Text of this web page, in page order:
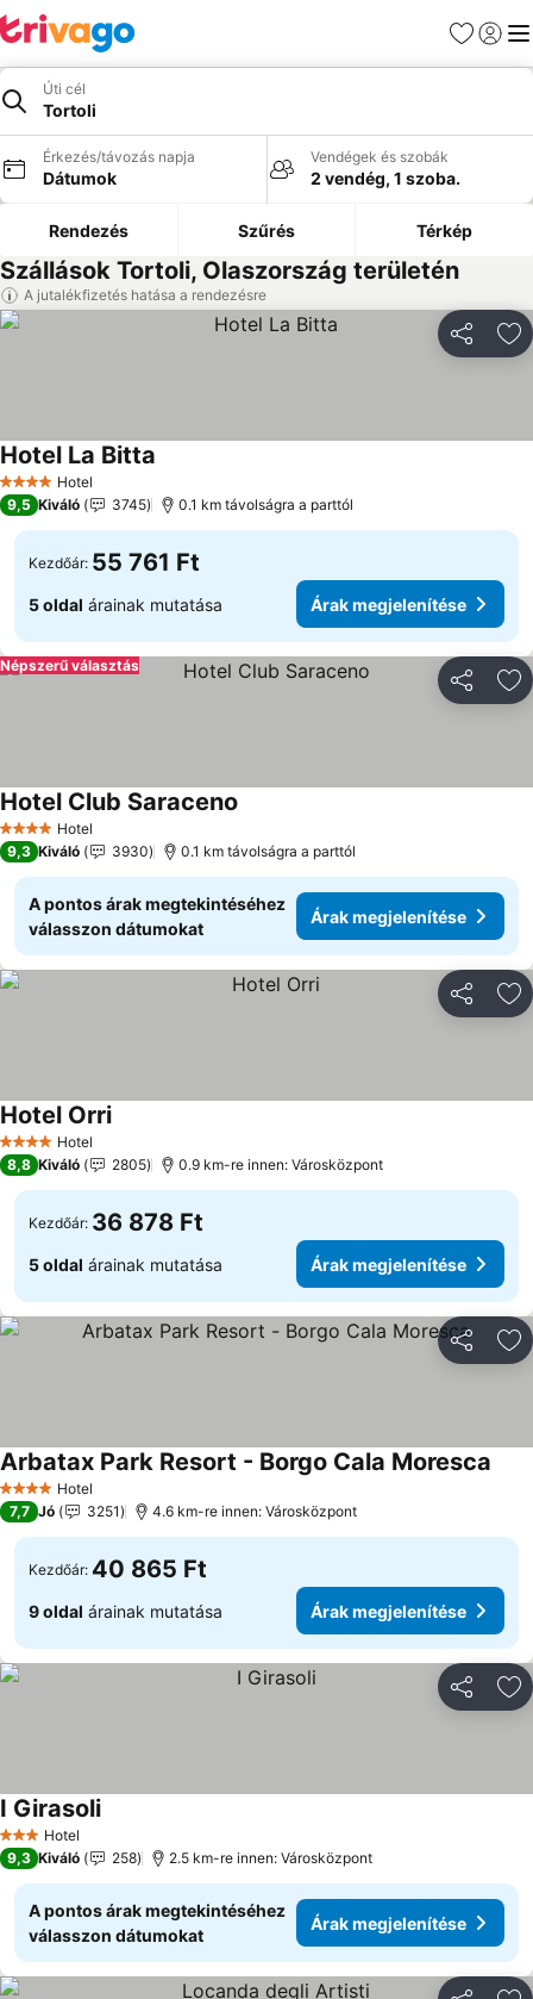
Kedvencek
Úti cél
Tortoli
Érkezés/távozás napja
Dátumok
Vendégek és szobák
2 vendég, 1 szoba.
Rendezés Szűrés Térkép
Szállások Tortoli, Olaszország területén
A jutalékfizetés hatása a rendezésre
4 KategóriaHotel
Hotel La Bitta
9,5 Kiváló 3745 0.1 km távolságra a parttól
Kezdőár: 55 761 Ft
5 oldal árainak mutatása Árak megjelenítése
Népszerű választás
4 KategóriaHotel
Hotel Club Saraceno
9,3 Kiváló 3930 0.1 km távolságra a parttól
A pontos árak megtekintéséhez
válasszon dátumokat
Árak megjelenítése
4 KategóriaHotel
Hotel Orri
8,8 Kiváló 2805 0.9 km-re innen: Városközpont
Kezdőár: 36 878 Ft
5 oldal árainak mutatása Árak megjelenítése
4 KategóriaHotel
Arbatax Park Resort - Borgo Cala Moresca
7,7 Jó 3251 4.6 km-re innen: Városközpont
Kezdőár: 40 865 Ft
9 oldal árainak mutatása Árak megjelenítése
3 Kategória
Hotel
I Girasoli
9,3 Kiváló 258 2.5 km-re innen: Városközpont
A pontos árak megtekintéséhez
válasszon dátumokat
Árak megjelenítése